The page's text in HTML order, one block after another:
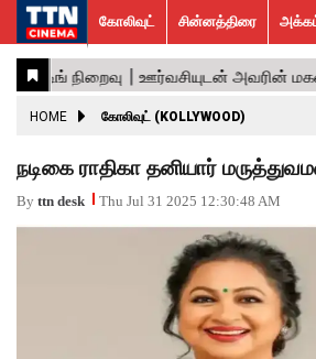
கோலிவுட்
சின்னத்திரை
பாலிவுட்
ஹாலிவுட்
அக்கம்
பக்கம்
ஸ்பெஷல்
ஸ்டோரீஸ்
விமர்சனம்
GALLERY
ACTRESS
MOVIESTILLS
VIDEOS
What’s
Hot
Trending
News
கோலிவுட் சின்னத்திரை
HOME கோலிவுட் (KOLLYWOOD)
நடிகை ராதிகா தனியார்
By ttn desk Thu Jul 31 2025 12:30:48 AM